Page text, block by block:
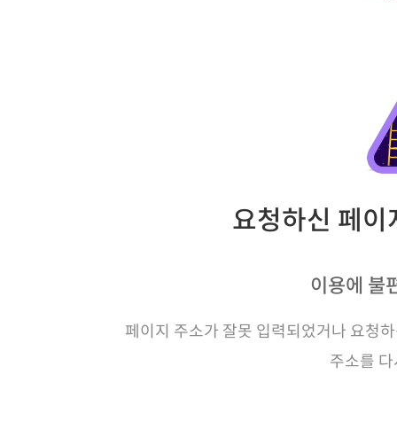
요청하신 페
이용에 불
페이지 주소가 잘못 입력되었거나 요청
주소를